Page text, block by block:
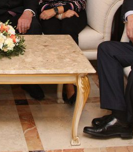
07/01/2024
Ильсур Метшин: Казань не
удивлять разнообразием